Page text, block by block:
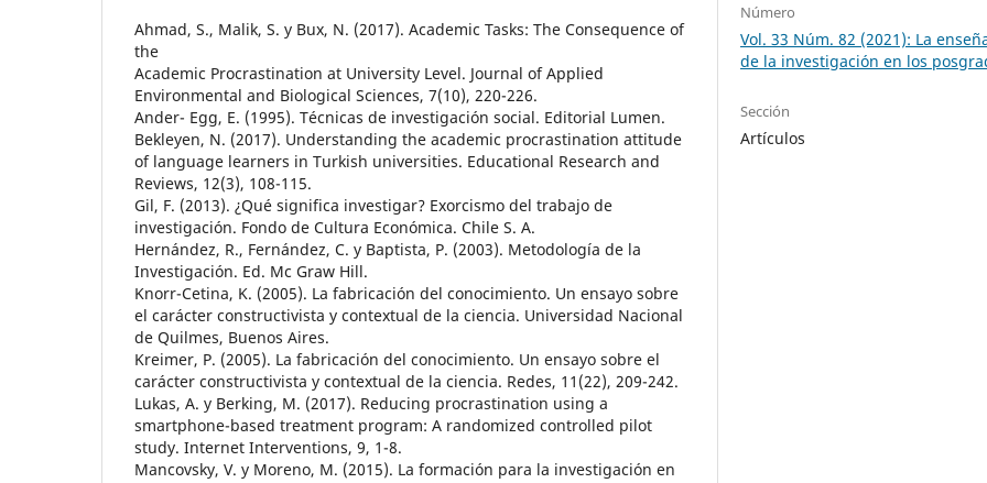
Ahmad, S., Malik, S. y Bux, N. (2017). Academic Tasks: The Consequence of
the
Academic Procrastination at University Level. Journal of Applied
Environmental and Biological Sciences, 7(10), 220-226.
Ander- Egg, E. (1995). Técnicas de investigación social. Editorial Lumen.
Bekleyen, N. (2017). Understanding the academic procrastination attitude
of language learners in Turkish universities. Educational Research and
Reviews, 12(3), 108-115.
Gil, F. (2013). ¿Qué significa investigar? Exorcismo del trabajo de
investigación. Fondo de Cultura Económica. Chile S. A.
Hernández, R., Fernández, C. y Baptista, P. (2003). Metodología de la
Investigación. Ed. Mc Graw Hill.
Knorr-Cetina, K. (2005). La fabricación del conocimiento. Un ensayo sobre
el carácter constructivista y contextual de la ciencia. Universidad Nacional
de Quilmes, Buenos Aires.
Kreimer, P. (2005). La fabricación del conocimiento. Un ensayo sobre el
carácter constructivista y contextual de la ciencia. Redes, 11(22), 209-242.
Lukas, A. y Berking, M. (2017). Reducing procrastination using a
smartphone-based treatment program: A randomized controlled pilot
study. Internet Interventions, 9, 1-8.
Mancovsky, V. y Moreno, M. (2015). La formación para la investigación en
Número
Vol. 33 Núm. 82 (2021): La
de la investigación en los
Sección
Artículos